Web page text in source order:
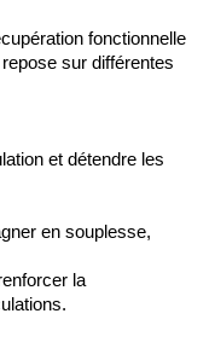
fonctionnelle
sur différentes
et détendre les
en souplesse,
la